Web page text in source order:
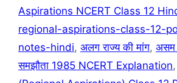
Aspirations NCERT Class 12
regional-aspirations-class-12-
notes-hindi, अलग राज्य की मांग, असम
समझौता 1985 NCERT Explanation,